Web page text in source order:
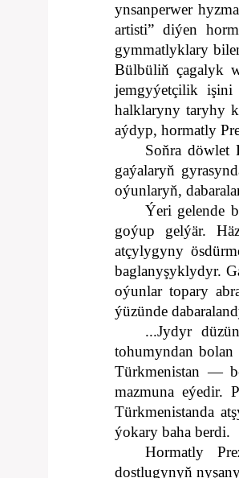
ynsanperwer
artisti” diýen
gymmatlyklary
Bülbüliň çagalyk
jemgyýetçilik işini
halklaryny taryhy
aýdyp, hormatly
Soňra döwlet
gaýalaryň
oýunlaryň,
Ýeri gelende
goýup gelýär.
atçylygyny
baglanyşyklydyr.
oýunlar topary
ýüzünde
...Jydyr
tohumyndan
Türkmenistan —
mazmuna eýedir.
Türkmenistanda
ýokary baha berdi.
Hormatly
dostlugynyň